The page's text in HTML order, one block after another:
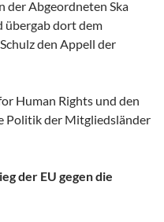
der Abgeordneten Ska
übergab dort dem
den Appell der
Human Rights und den
Politik der Mitgliedsländer
der EU gegen die